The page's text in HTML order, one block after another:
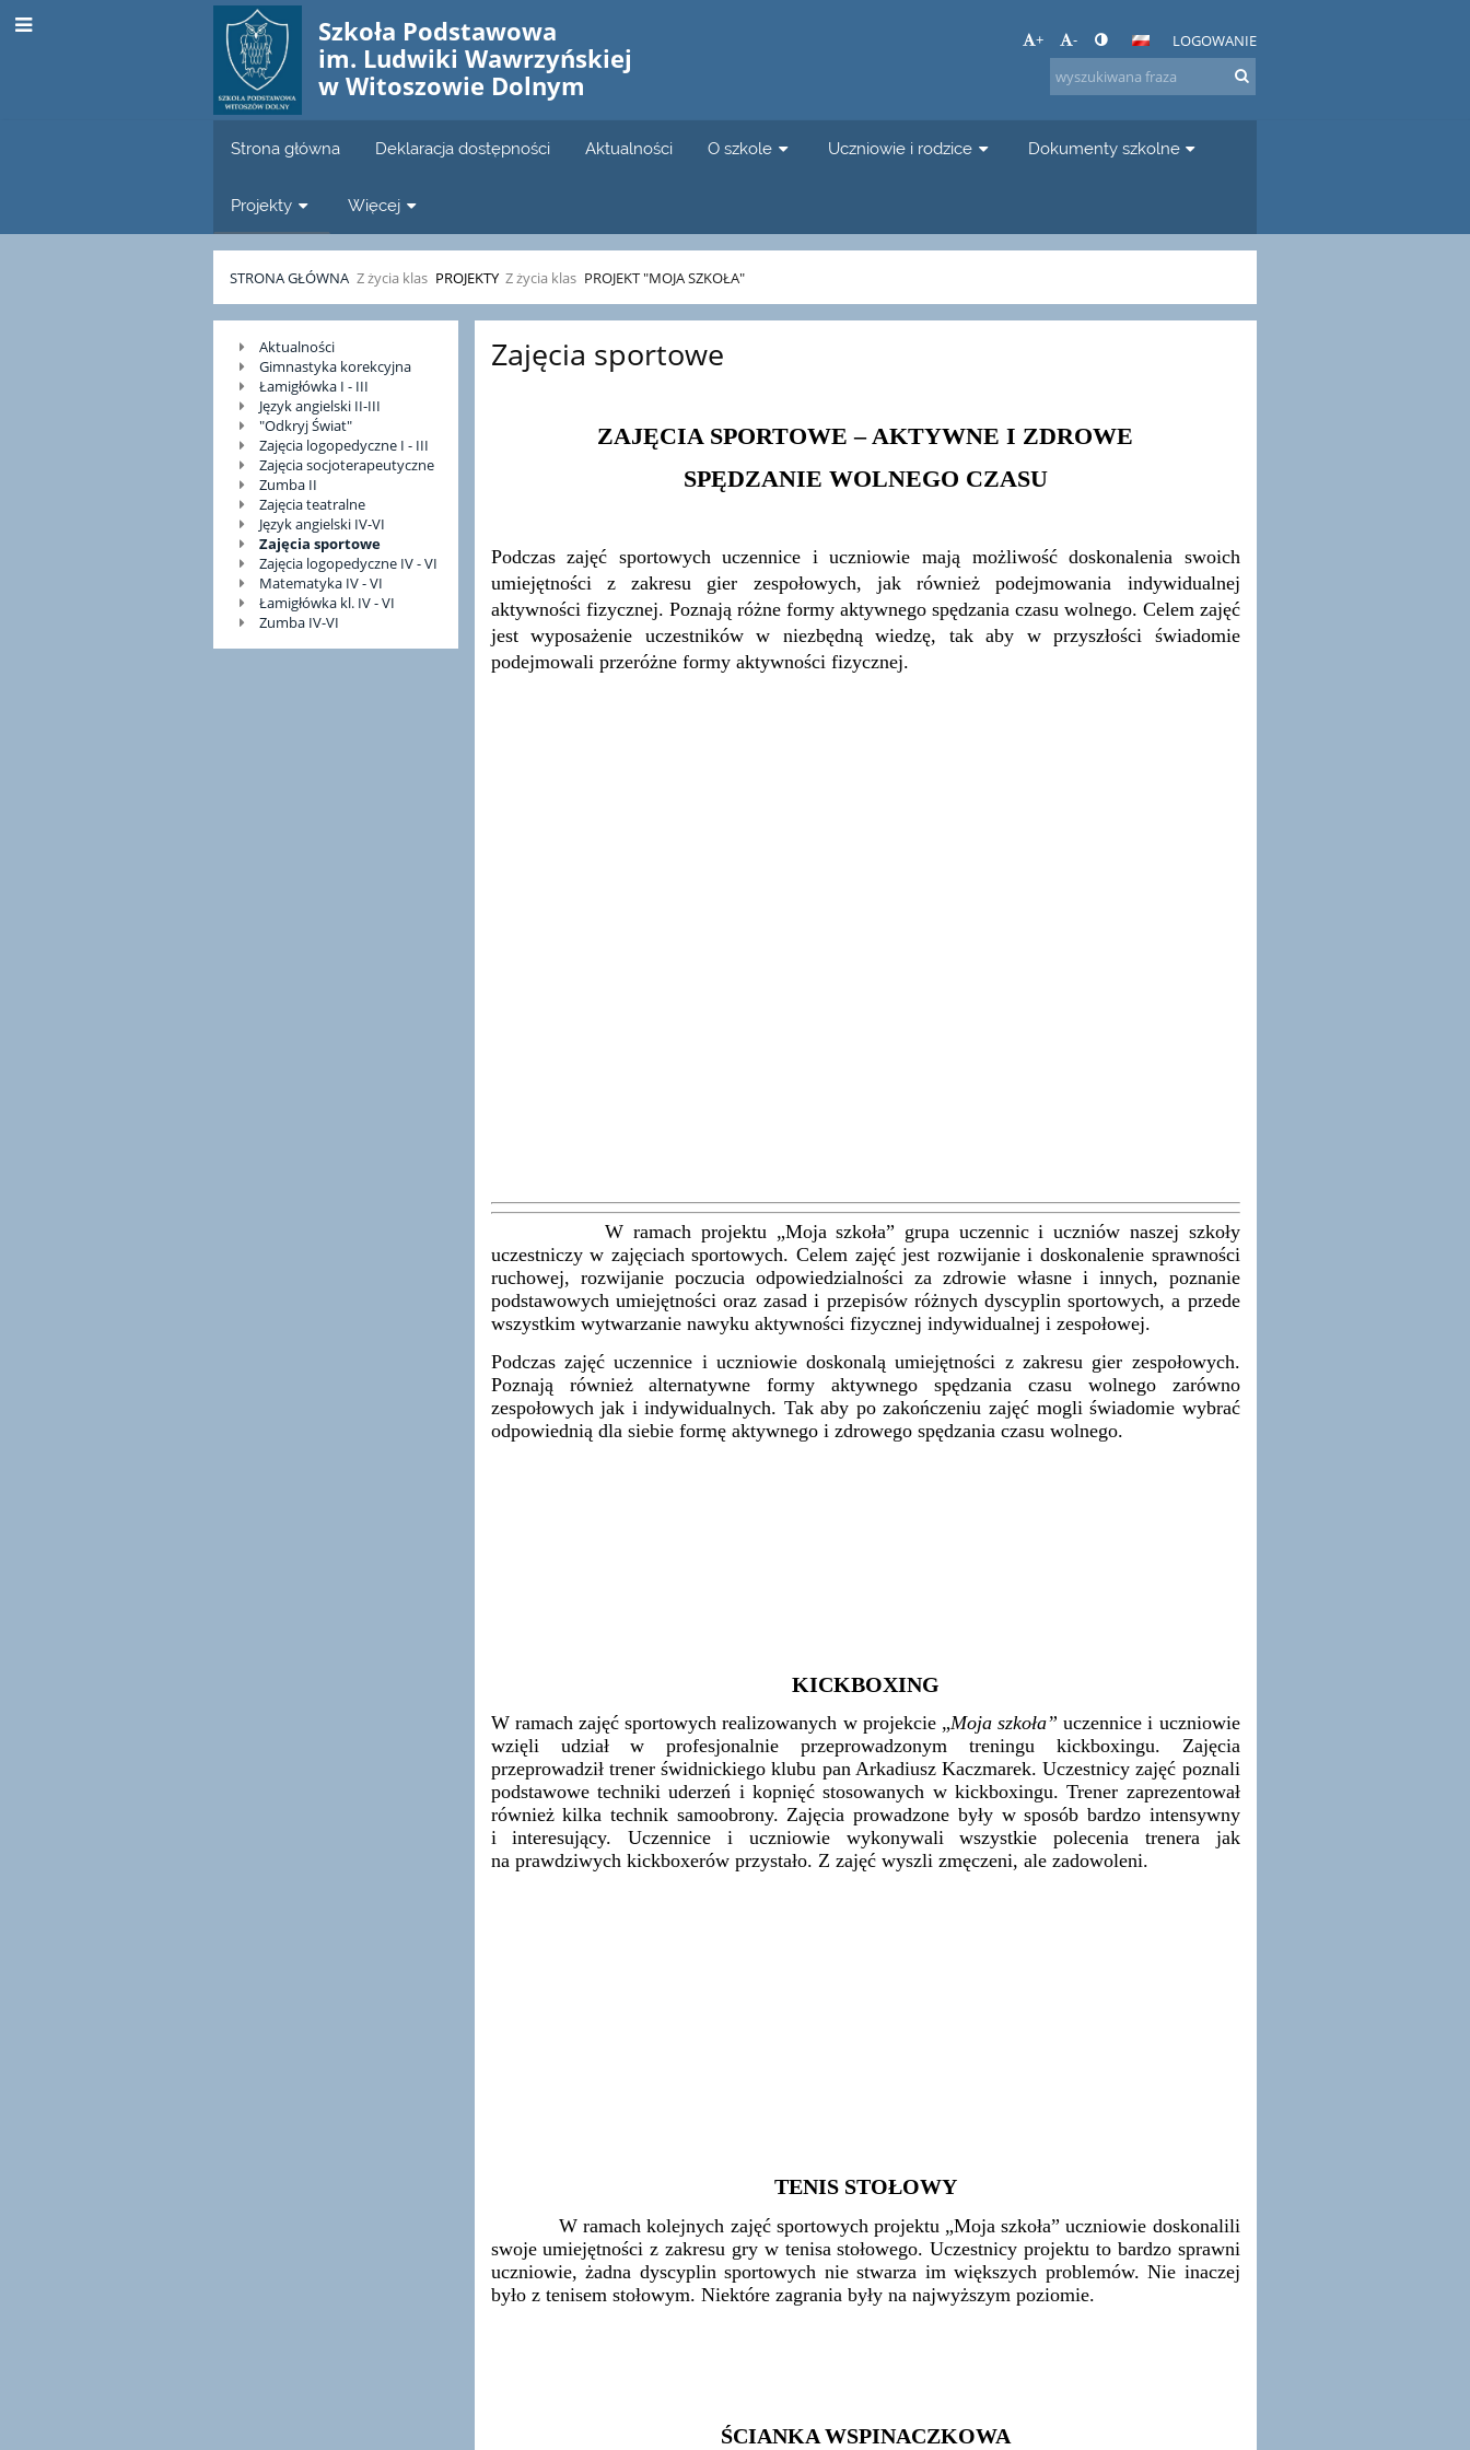
Szkoła Podstawowa
im. Ludwiki Wawrzyńskiej
w Witoszowie Dolnym
+ - LOGOWANIE
Strona główna Deklaracja dostępności Aktualności O szkole Uczniowie i rodzice Dokumenty szkolne
Projekty Więcej
STRONA GŁÓWNA Z życia klas PROJEKTY Z życia klas PROJEKT "MOJA SZKOŁA"
Projekt
"Moja
szkoła"
Aktualności
Gimnastyka korekcyjna
Łamigłówka I - III
Język angielski II-III
"Odkryj Świat"
Zajęcia logopedyczne I - III
Zajęcia socjoterapeutyczne
Zumba II
Zajęcia teatralne
Język angielski IV-VI
Zajęcia sportowe
Zajęcia logopedyczne IV - VI
Matematyka IV - VI
Łamigłówka kl. IV - VI
Zumba IV-VI
Zajęcia sportowe
ZAJĘCIA SPORTOWE – AKTYWNE I ZDROWE
SPĘDZANIE WOLNEGO CZASU
Podczas zajęć sportowych uczennice i uczniowie mają możliwość doskonalenia swoich
umiejętności z zakresu gier zespołowych, jak również podejmowania indywidualnej
aktywności fizycznej. Poznają różne formy aktywnego spędzania czasu wolnego. Celem zajęć
jest wyposażenie uczestników w niezbędną wiedzę, tak aby w przyszłości świadomie
podejmowali przeróżne formy aktywności fizycznej.
W ramach projektu „Moja szkoła” grupa uczennic i uczniów naszej szkoły
uczestniczy w zajęciach sportowych. Celem zajęć jest rozwijanie i doskonalenie sprawności
ruchowej, rozwijanie poczucia odpowiedzialności za zdrowie własne i innych, poznanie
podstawowych umiejętności oraz zasad i przepisów różnych dyscyplin sportowych, a przede
wszystkim wytwarzanie nawyku aktywności fizycznej indywidualnej i zespołowej.
Podczas zajęć uczennice i uczniowie doskonalą umiejętności z zakresu gier zespołowych.
Poznają również alternatywne formy aktywnego spędzania czasu wolnego zarówno
zespołowych jak i indywidualnych. Tak aby po zakończeniu zajęć mogli świadomie wybrać
odpowiednią dla siebie formę aktywnego i zdrowego spędzania czasu wolnego.
KICKBOXING
W ramach zajęć sportowych realizowanych w projekcie „Moja szkoła”uczennice i uczniowie
wzięli udział w profesjonalnie przeprowadzonym treningu kickboxingu. Zajęcia
przeprowadził trener świdnickiego klubu pan Arkadiusz Kaczmarek. Uczestnicy zajęć poznali
podstawowe techniki uderzeń i kopnięć stosowanych w kickboxingu. Trener zaprezentował
również kilka technik samoobrony. Zajęcia prowadzone były w sposób bardzo intensywny
i interesujący. Uczennice i uczniowie wykonywali wszystkie polecenia trenera jak
na prawdziwych kickboxerów przystało. Z zajęć wyszli zmęczeni, ale zadowoleni.
TENIS STOŁOWY
W ramach kolejnych zajęć sportowych projektu „Moja szkoła” uczniowie doskonalili
swoje umiejętności z zakresu gry w tenisa stołowego. Uczestnicy projektu to bardzo sprawni
uczniowie, żadna dyscyplin sportowych nie stwarza im większych problemów. Nie inaczej
było z tenisem stołowym. Niektóre zagrania były na najwyższym poziomie.
ŚCIANKA WSPINACZKOWA